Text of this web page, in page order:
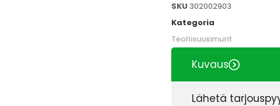
SKU 302002903
Kategoria
Teollisuusimurit
Kuvaus
Lähetä